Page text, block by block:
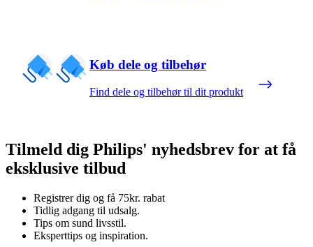
Køb dele og tilbehør
Find dele og tilbehør til dit produkt
Tilmeld dig Philips' nyhedsbrev for at få
eksklusive tilbud
Registrer dig og få 75kr. rabat
Tidlig adgang til udsalg.
Tips om sund livsstil.
Eksperttips og inspiration.